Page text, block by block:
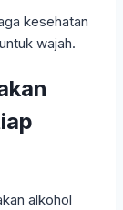
kesehatan
wajah.
alkohol